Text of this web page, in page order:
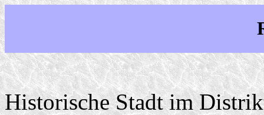
Historische Stadt im